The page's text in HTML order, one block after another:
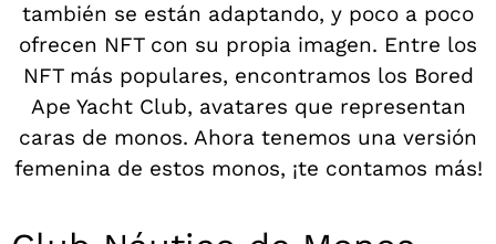
también se están adaptando, y poco a poco
ofrecen NFT con su propia imagen. Entre los
NFT más populares, encontramos los Bored
Ape Yacht Club, avatares que representan
caras de monos. Ahora tenemos una versión
femenina de estos monos, ¡te contamos más!